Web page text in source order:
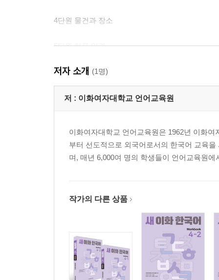
4단원 물건과 장소
5단원 하루 일과
6단원 쇼핑과 음식
부록
『새 이화 한국어 Workbook 1-2』
머리말
8단원 취미
9단원 계획
저자 소개 (1명)
저 : 이화여자대학교 언어교육원
이화여자대학교 언어교육원은 1962년 이화
부터 선도적으로 외국어로서의 한국어 교육
며, 매년 6,000여 명의 학생들이 언어교육원
작가의 다른 상품